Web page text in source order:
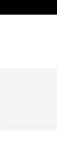
to